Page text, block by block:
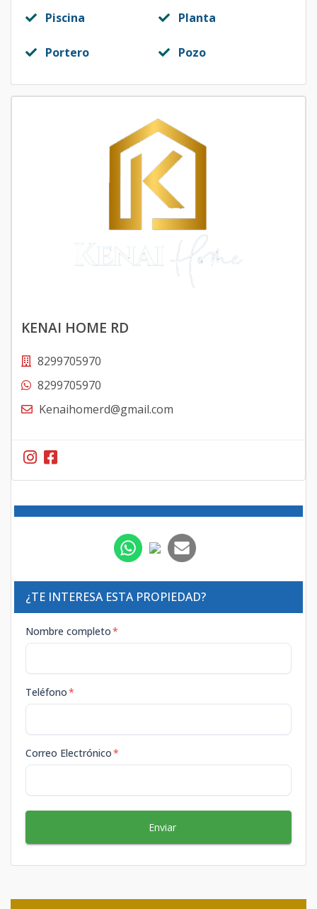
Piscina Planta
Portero Pozo
KENAI HOME RD
8299705970
8299705970
Kenaihomerd@gmail.com
¿TE INTERESA ESTA PROPIEDAD?
Nombre completo*
Teléfono*
Correo Electrónico*
Enviar